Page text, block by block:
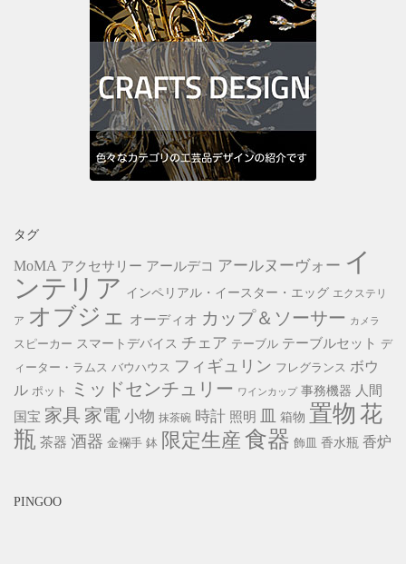
タグ
MoMA アクセサリー アールデコ アールヌーヴォー イ
ンテリア インペリアル・イースター・エッグ エクステリ
ア オブジェ オーディオ カップ＆ソーサー カメラ
スピーカー スマートデバイス チェア テーブル テーブルセット
デ
ィーター・ラムス バウハウス フィギュリン フレグランス ボウ
ル ポット ミッドセンチュリー ワインカップ 事務機器 人間
国宝 家具 家電 小物 抹茶碗 時計 照明 箱物 置物 花
瓶 茶器 酒器 金襴手 鉢 限定生産 食器 飾皿 香水瓶 香炉
PINGOO